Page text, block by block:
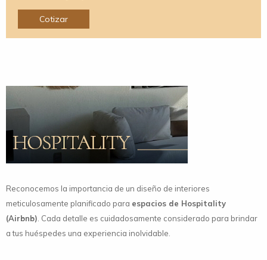
Cotizar
Reconocemos la importancia de un diseño de interiores
meticulosamente planificado para espacios de Hospitality
(Airbnb) . Cada detalle es cuidadosamente considerado para brindar
a tus huéspedes una experiencia inolvidable.